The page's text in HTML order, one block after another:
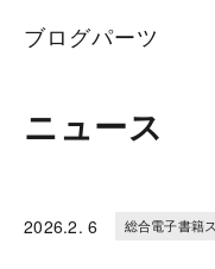
ブログパーツ
ニュース
2026.2. 6